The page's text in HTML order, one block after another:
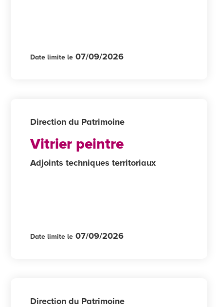
Date limite le 07/09/2026
Direction du Patrimoine
Vitrier peintre
Adjoints techniques territoriaux
Date limite le 07/09/2026
Direction du Patrimoine